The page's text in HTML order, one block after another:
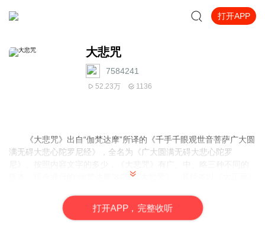
打开APP
大悲咒
7584241
52.23万 1136
《大悲咒》出自“伽梵达摩”所译的《千手千眼观世音菩萨广大圆
满无碍大悲心陀罗尼经》，全名为《广大圆满无碍大悲心陀罗
版本。现今通行的“伽梵达摩”84句《大悲咒》，其经本以《大正藏》
摩”译本的原始面貌。除此类藏经外，还有一些很重要且更准确的可
参考文献。如与译经年代较接近的敦煌抄本、房山石经，以及与汉
打开APP，完整收听